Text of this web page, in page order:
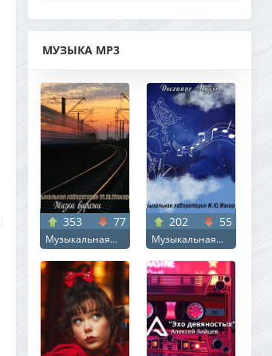
МУЗЫКА MP3
353 77
Музыкальная...
202 55
Музыкальная...